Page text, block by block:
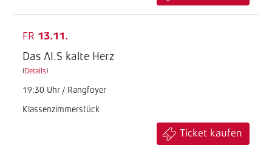
FR 13.11.
Das AI.S kalte Herz
(Details)
19:30 Uhr / Rangfoyer
Klassenzimmerstück
Ticket kaufen